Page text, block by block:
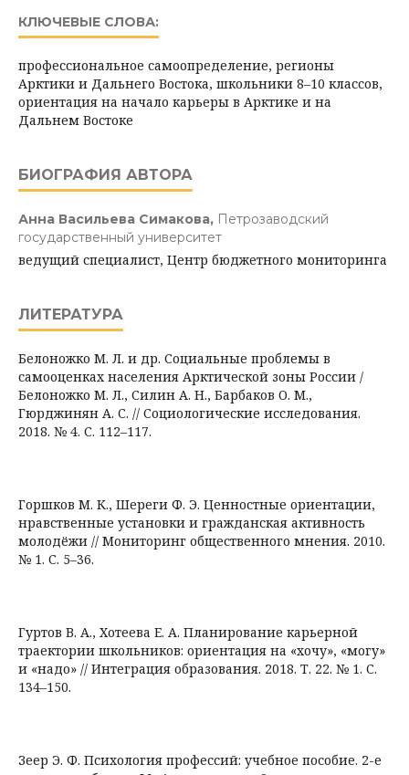
КЛЮЧЕВЫЕ СЛОВА:
профессиональное самоопределение, регионы
Арктики и Дальнего Востока, школьники 8–10 классов,
ориентация на начало карьеры в Арктике и на
Дальнем Востоке
БИОГРАФИЯ АВТОРА
Анна Васильева Симакова, Петрозаводский
государственный университет
ведущий специалист, Центр бюджетного мониторинга
ЛИТЕРАТУРА
Белоножко М. Л. и др. Социальные проблемы в
самооценках населения Арктической зоны России /
Белоножко М. Л., Силин А. Н., Барбаков О. М.,
Гюрджинян А. С. // Социологические исследования.
2018. № 4. С. 112–117.
Горшков М. К., Шереги Ф. Э. Ценностные ориентации,
нравственные установки и гражданская активность
молодёжи // Мониторинг общественного мнения. 2010.
№ 1. С. 5–36.
Гуртов В. А., Хотеева Е. А. Планирование карьерной
траектории школьников: ориентация на «хочу», «могу»
и «надо» // Интеграция образования. 2018. Т. 22. № 1. С.
134–150.
Зеер Э. Ф. Психология профессий: учебное пособие. 2-е